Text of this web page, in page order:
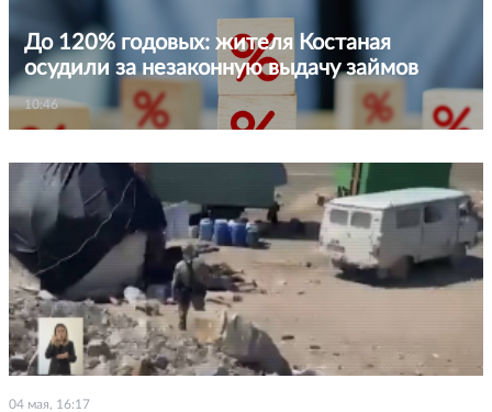
До 120% годовых: жителя Костаная
осудили за незаконную выдачу займов
10:46
04 мая, 16:17